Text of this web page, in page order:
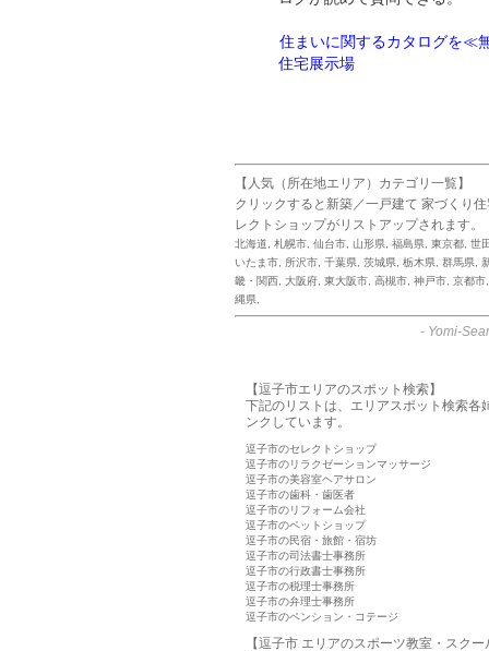
住まいに関するカタログを≪
住宅展示場
【人気（所在地エリア）カテゴリ一覧】
クリックすると新築／一戸建て 家づくり
レクトショップがリストアップされます。
北海道 札幌市 仙台市 山形県 福島県 東京都 世
いたま市
所沢市 千葉県 茨城県 栃木県 群馬県
畿・関西
大阪府 東大阪市 高槻市 神戸市 京都市
縄県
- Yomi-
【逗子市エリアのスポット検索】
下記のリストは、エリアスポット検索各
ンクしています。
逗子市のセレクトショップ
逗子市のリラクゼーションマッサージ
逗子市の美容室ヘアサロン
逗子市の歯科・歯医者
逗子市のリフォーム会社
逗子市のペットショップ
逗子市の民宿・旅館・宿坊
逗子市の司法書士事務所
逗子市の行政書士事務所
逗子市の税理士事務所
逗子市の弁理士事務所
逗子市のペンション・コテージ
【逗子市 エリアのスポーツ教室・スクー